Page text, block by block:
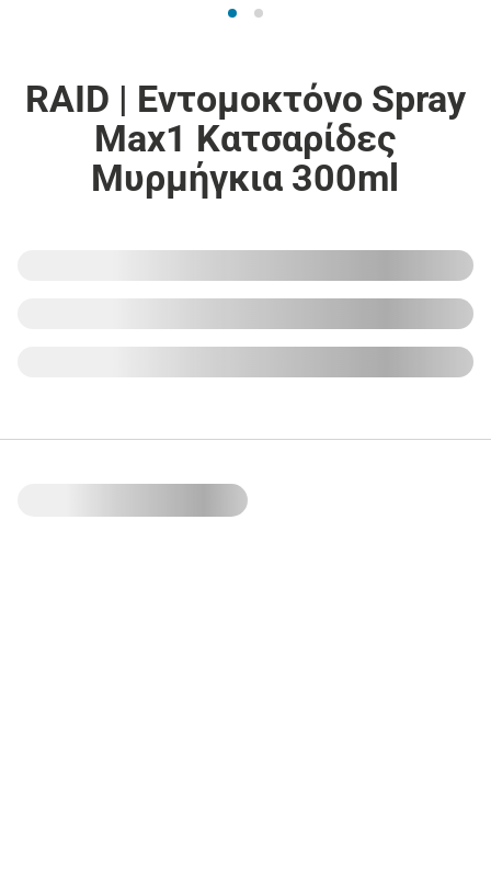
RAID | Εντομοκτόνο Spray
Max1 Κατσαρίδες
Μυρμήγκια 300ml